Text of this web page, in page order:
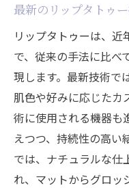
最新のリップタトゥ
リップタトゥーは、
で、従来の手法に比べ
現します。最新技術で
肌色や好みに応じたカ
術に使用される機器も
えつつ、持続性の高い
では、ナチュラルな仕
れ、マットからグロッ